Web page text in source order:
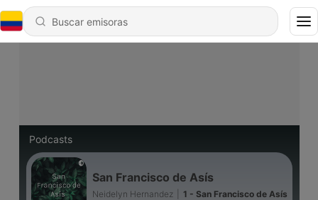
Podcasts
San Francisco de Asís
Neidelyn Hernandez 1 - San Francisco de Asís